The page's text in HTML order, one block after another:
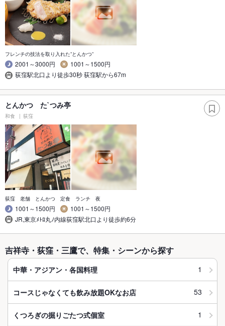
フレンチの技法を取り入れた”とんかつ”
2001～3000円
1001～1500円
荻窪駅北口より徒歩30秒 荻窪駅から67m
とんかつ た`つみ亭
和食 荻窪
荻窪 老舗 とんかつ 定食 ランチ 夜
1001～1500円
1001～1500円
JR,東京ﾒﾄﾛ丸ﾉ内線荻窪駅北口より徒歩約6分
吉祥寺・荻窪・三鷹で、特集・シーンから探す
中華・アジアン・各国料理 1
コースじゃなくても飲み放題OKなお店 53
くつろぎの掘りごたつ式個室 1